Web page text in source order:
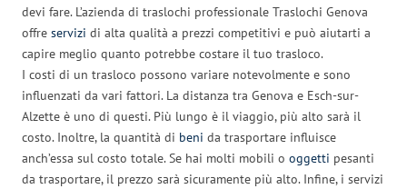
devi fare. L’azienda di traslochi professionale Traslochi Genova
offre servizi di alta qualità a prezzi competitivi e può aiutarti a
capire meglio quanto potrebbe costare il tuo trasloco.
I costi di un trasloco possono variare notevolmente e sono
influenzati da vari fattori. La distanza tra Genova e Esch-sur-
Alzette è uno di questi. Più lungo è il viaggio, più alto sarà il
costo. Inoltre, la quantità di beni da trasportare influisce
anch’essa sul costo totale. Se hai molti mobili o oggetti pesanti
da trasportare, il prezzo sarà sicuramente più alto. Infine, i servizi